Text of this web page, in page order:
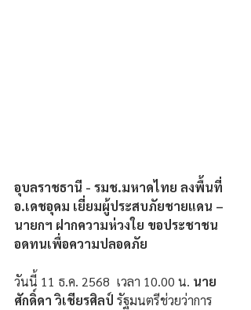
อุบลราชธานี - รมช.มหาดไทย ลงพื้นที่
อ.เดชอุดม เยี่ยมผู้ประสบภัยชายแดน –
นายกฯ ฝากความห่วงใย ขอประชาชน
อดทนเพื่อความปลอดภัย
วันนี้ 11 ธ.ค. 2568  เวลา 10.00 น. นาย
ศักดิ์ดา วิเชียรศิลป์ รัฐมนตรีช่วยว่าการ